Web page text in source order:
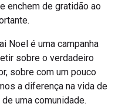
enchem de gratidão ao
Noel é uma campanha
sobre o verdadeiro
sobre com um pouco
a diferença na vida de
uma comunidade.